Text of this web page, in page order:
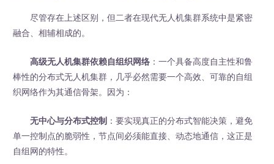
尽管存在上述区别，但二者在现代无人机集群系统中是紧密
融合、相辅相成的。
高级无人机集群依赖自组织网络 ：一个具备高度自主性和鲁
棒性的分布式无人机集群，几乎必然需要一个高效、可靠的自组
织网络作为其通信骨架。因为：
无中心与分布式控制 ：要实现真正的分布式智能决策，避免
单一控制点的脆弱性，节点间必须能直接、动态地通信，这正是
自组网的特性。